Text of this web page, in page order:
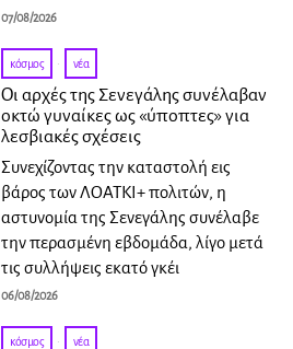
07/08/2026
κόσμος · νέα
Οι αρχές της Σενεγάλης συνέλαβαν
οκτώ γυναίκες ως «ύποπτες» για
λεσβιακές σχέσεις
Συνεχίζοντας την καταστολή εις
βάρος των ΛΟΑΤΚΙ+ πολιτών, η
αστυνομία της Σενεγάλης συνέλαβε
την περασμένη εβδομάδα, λίγο μετά
τις συλλήψεις εκατό γκέι
06/08/2026
κόσμος · νέα